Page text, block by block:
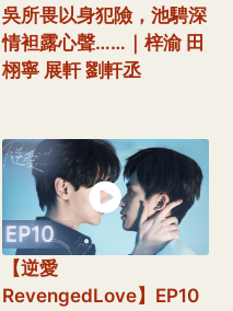
吳所畏以身犯險，池騁深
情袒露心聲……｜梓渝 田
栩寧 展軒 劉軒丞
【逆愛
RevengedLove】EP10